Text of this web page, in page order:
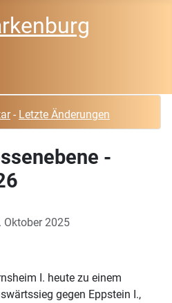
- Letzte Änderungen
-
2025
I. heute zu einem
gegen Eppstein I.,